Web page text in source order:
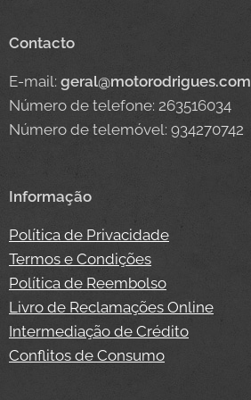
Contacto
E-mail: geral@motorodrigues.com
Número de telefone: 263516034
Número de telemóvel: 934270742
Informação
Política de Privacidade
Termos e Condições
Política de Reembolso
Livro de Reclamações Online
Intermediação de Crédito
Conflitos de Consumo